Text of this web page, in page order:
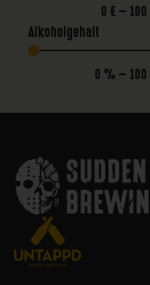
0 € — 100
Alkoholgehalt
0 % — 100